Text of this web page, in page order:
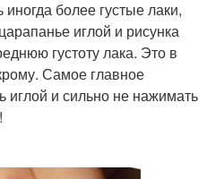
более густые лаки,
иглой и рисунка
густоту лака. Это в
Самое главное
иглой и сильно не нажимать